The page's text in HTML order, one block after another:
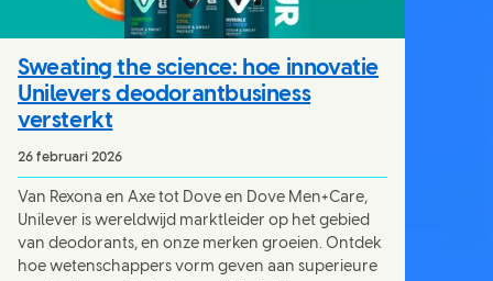
Sweating the science: hoe innovatie
Unilevers deodorantbusiness
versterkt
26 februari 2026
Van Rexona en Axe tot Dove en Dove Men+Care,
Unilever is wereldwijd marktleider op het gebied
van deodorants, en onze merken groeien. Ontdek
hoe wetenschappers vorm geven aan superieure